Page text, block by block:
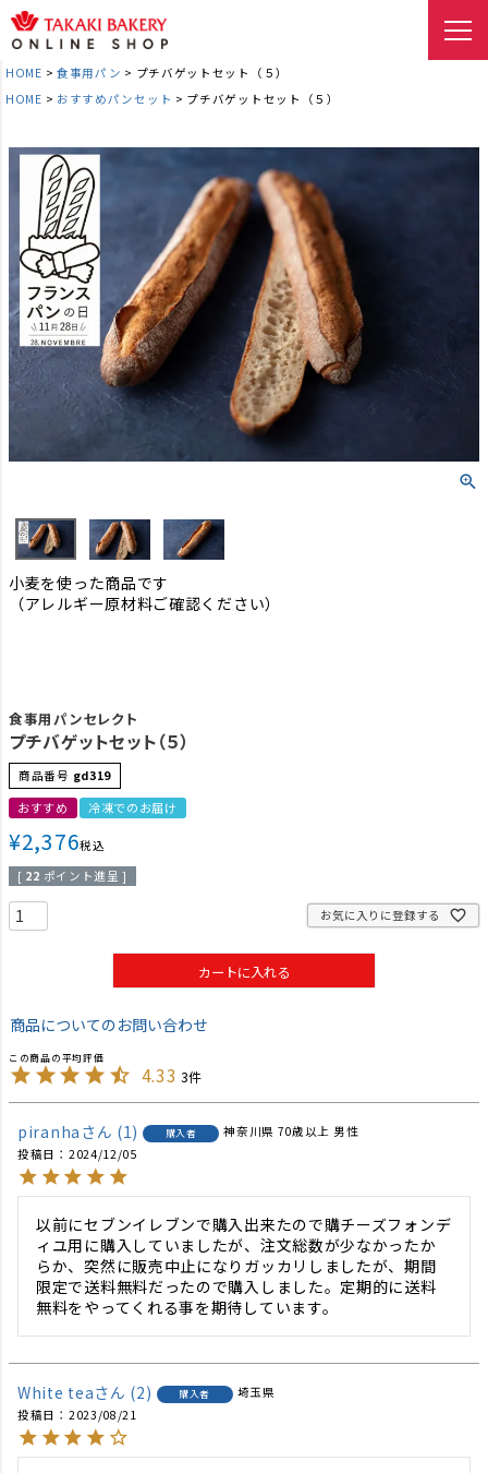
HOME 食事用パン
プチバゲットセット（５）
HOME
おすすめパンセット プチバゲットセット（５）
小麦を使った商品です
（アレルギー原材料ご確認ください）
食事用パンセレクト
プチバゲットセット（５）
商品番号 gd319
おすすめ 冷凍でのお届け
¥2,376税込
[ 22 ポイント進呈 ]
お気に入りに登録する
カートに入れる
商品についてのお問い合わせ
4.33 3
piranha 1 購入者 神奈川県 70歳以上 男性
投稿日
2024/12/05
以前にセブンイレブンで購入出来たので購チーズフォンデ
ィユ用に購入していましたが、注文総数が少なかったか
らか、突然に販売中止になりガッカリしましたが、期間
限定で送料無料だったので購入しました。定期的に送料
無料をやってくれる事を期待しています。
White tea 2 購入者
埼玉県
投稿日
2023/08/21